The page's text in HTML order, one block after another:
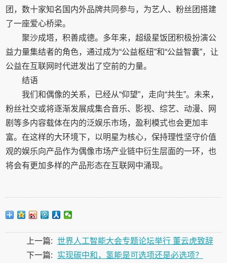
团，数十家知名国内外品牌共同参与，为艺人、粉丝团搭建
了一座爱心桥梁。
聚沙成塔，积善成德。多年来，超级星饭团积极扮演公
益力量集结者的角色，通过成为“公益枢纽”和“公益智囊”，让
公益在互联网时代迸发出了空前的力量。
结语
我们和偶像的关系，已经从“仰望”，走向“共生”。未来，
粉丝社交或将逐渐发展成集合音乐、影视、综艺、动漫、网
剧等多内容载体在内的泛娱乐市场，盈利模式也会更加丰
富。在这样的大环境下，以明星为核心，保持理性坚守价值
观的娱乐向产品作为偶像市场产业链中衍生层面的一环，也
将会有更加多样的产品形态在互联网中涌现。
上一篇: 世界人工智能大会专题论坛举行 董云虎致辞
下一篇:
实现碳中和，氢能是可选项还是必选项？